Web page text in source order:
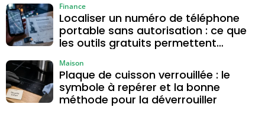
Localiser un numéro de téléphone
portable sans autorisation : ce que
les outils gratuits permettent
Finance
Plaque de cuisson verrouillée : le
symbole à repérer et la bonne
méthode pour la déverrouiller
Maison